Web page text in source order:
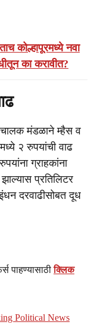
कोल्हापूरमध्ये नवा
का करावीत?
मंडळाने म्हैस व
२ रुपयांची वाढ
ग्राहकांना
झाल्यास प्रतिलिटर
दरवाढीसोबत दूध
पाहण्यासाठीक्लिक
Political News